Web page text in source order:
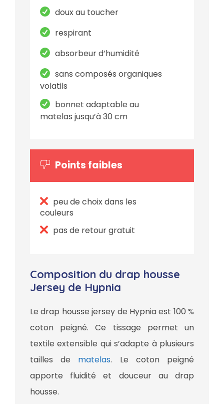
doux au toucher
respirant
absorbeur d’humidité
sans composés organiques
volatils
bonnet adaptable au
matelas jusqu’à 30 cm
Points faibles
peu de choix dans les
couleurs
pas de retour gratuit
Composition du drap housse
Jersey de Hypnia
Le drap housse jersey de Hypnia est 100 %
coton peigné. Ce tissage permet un
textile extensible qui s’adapte à plusieurs
tailles de matelas. Le coton peigné
apporte fluidité et douceur au drap
housse.